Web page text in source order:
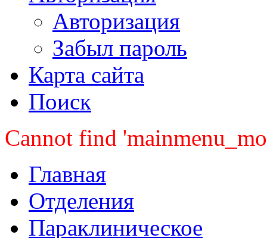
Авторизация
Забыл пароль
Карта сайта
Поиск
Cannot find
Главная
Отделения
Параклиническое